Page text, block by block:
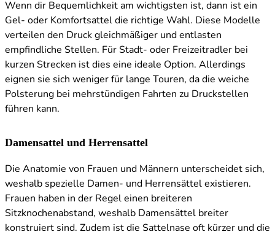
Wenn dir Bequemlichkeit am wichtigsten ist, dann ist ein
Gel- oder Komfortsattel die richtige Wahl. Diese Modelle
verteilen den Druck gleichmäßiger und entlasten
empfindliche Stellen. Für Stadt- oder Freizeitradler bei
kurzen Strecken ist dies eine ideale Option. Allerdings
eignen sie sich weniger für lange Touren, da die weiche
Polsterung bei mehrstündigen Fahrten zu Druckstellen
führen kann.
Damensattel und Herrensattel
Die Anatomie von Frauen und Männern unterscheidet sich,
weshalb spezielle Damen- und Herrensättel existieren.
Frauen haben in der Regel einen breiteren
Sitzknochenabstand, weshalb Damensättel breiter
konstruiert sind. Zudem ist die Sattelnase oft kürzer und die